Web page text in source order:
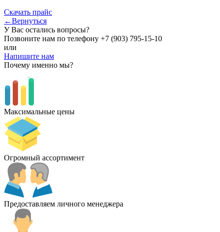
Скачать прайс
←Вернуться
У Вас остались вопросы?
Позвоните нам по телефону +7 (903) 795-15-10
или
Напишите нам
Почему именно мы?
Максимальные цены
Огромный ассортимент
Предоставляем личного менеджера